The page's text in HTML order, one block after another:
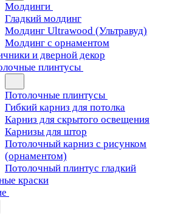
Молдинги
Гладкий молдинг
Молдинг Ultrawood (Ультравуд)
Молдинг с орнаментом
и дверной декор
плинтусы
Потолочные плинтусы
Гибкий карниз для потолка
Карниз для скрытого освещения
Карнизы для штор
Потолочный карниз с рисунком
(орнаментом)
Потолочный плинтус гладкий
краски